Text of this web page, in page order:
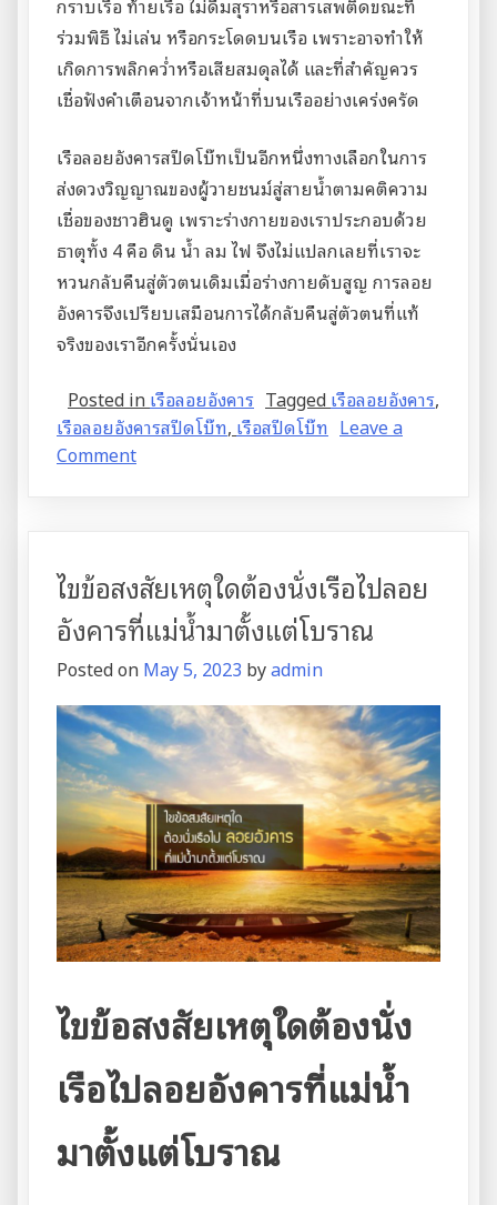
กราบเรือ ท้ายเรือ ไม่ดื่มสุราหรือสารเสพติดขณะที่
ร่วมพิธี ไม่เล่น หรือกระโดดบนเรือ เพราะอาจทำให้
เกิดการพลิกคว่ำหรือเสียสมดุลได้ และที่สำคัญควร
เชื่อฟังคำเตือนจากเจ้าหน้าที่บนเรืออย่างเคร่งครัด
เรือลอยอังคารสปีดโบ๊ทเป็นอีกหนึ่งทางเลือกในการ
ส่งดวงวิญญาณของผู้วายชนม์สู่สายน้ำตามคติความ
เชื่อของชาวฮินดู เพราะร่างกายของเราประกอบด้วย
ธาตุทั้ง 4 คือ ดิน น้ำ ลม ไฟ จึงไม่แปลกเลยที่เราจะ
หวนกลับคืนสู่ตัวตนเดิมเมื่อร่างกายดับสูญ การลอย
อังคารจึงเปรียบเสมือนการได้กลับคืนสู่ตัวตนที่แท้
จริงของเราอีกครั้งนั่นเอง
Posted inเรือลอยอังคาร Taggedเรือลอยอังคาร,
เรือลอยอังคารสปีดโบ๊ท, เรือสปีดโบ๊ท Leave a
Commenton
โดย
เรือ
ส
ปีด
โบ๊ท
ทาง
เลือก
ใหม่
ของ
การ
ส่ง
ดวง
วิญญาณ
ไขข้อสงสัยเหตุใดต้องนั่งเรือไปลอย
อังคารที่แม่น้ำมาตั้งแต่โบราณ
Posted onMay 5, 2023 byadmin
ไขข้อสงสัยเหตุใดต้องนั่ง
เรือไปลอยอังคารที่แม่น้ำ
มาตั้งแต่โบราณ